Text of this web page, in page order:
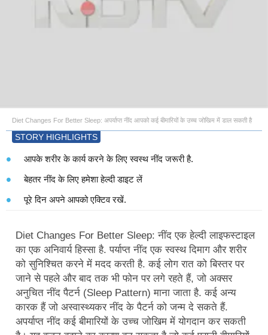
आपके शरीर के कार्य करने के लिए स्वस्थ नींद जरूरी है.
बेहतर नींद के लिए हमेशा हेल्दी डाइट लें
पूरे दिन अपने आपको एक्टिव रखें.
Diet Changes For Better Sleep: नींद एक हेल्दी लाइफस्टाइल
को सुनिश्चित करने में मदद करती है. कई लोग रात को बिस्तर पर
जाने से पहले और बाद तक भी फोन पर लगे रहते हैं, जो अक्सर
अनुचित नींद पैटर्न (Sleep Pattern) माना जाता है. कई अन्य
कारक हैं जो अस्वास्थ्यकर नींद के पैटर्न को जन्म दे सकते हैं.
अपर्याप्त नींद कई बीमारियों के उच्च जोखिम में योगदान कर सकती
है। यह वजन बढ़ाने का कारण बन सकता है जो कई पुरानी बीमारियों
के लिए एक आम जोखिम कारक है. अपर्याप्त नींद आपको डायबिटीज,
हाई ब्लड प्रेशर, हृदय रोग, अवसाद और बहुत अधिक जोखिम में डाल